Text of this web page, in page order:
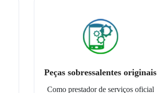
Peças sobressalentes originais
Como prestador de serviços oficial